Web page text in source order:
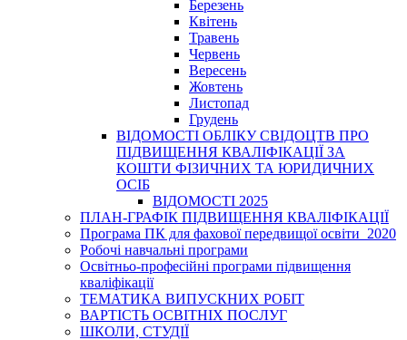
Березень
Квітень
Травень
Червень
Вересень
Жовтень
Листопад
Грудень
ВІДОМОСТІ ОБЛІКУ СВІДОЦТВ ПРО
ПІДВИЩЕННЯ КВАЛІФІКАЦІЇ ЗА
КОШТИ ФІЗИЧНИХ ТА ЮРИДИЧНИХ
ОСІБ
ВІДОМОСТІ 2025
ПЛАН-ГРАФІК ПІДВИЩЕННЯ КВАЛІФІКАЦІЇ
Програма ПК для фахової передвищої освіти_2020
Робочі навчальні програми
Освітньо-професійні програми підвищення
кваліфікації
ТЕМАТИКА ВИПУСКНИХ РОБІТ
ВАРТІСТЬ ОСВІТНІХ ПОСЛУГ
ШКОЛИ, СТУДІЇ